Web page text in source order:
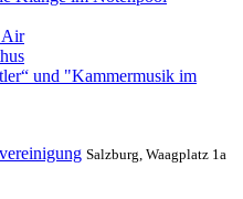
Air
und "Kammermusik im
Salzburg, Waagplatz 1a